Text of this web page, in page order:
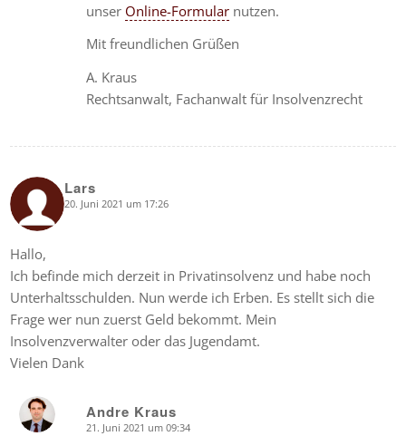
unser Online-Formular nutzen.
Mit freundlichen Grüßen
A. Kraus
Rechtsanwalt, Fachanwalt für Insolvenzrecht
Lars
says: 20. Juni 2021 um 17:26
Hallo,
Ich befinde mich derzeit in Privatinsolvenz und habe noch
Unterhaltsschulden. Nun werde ich Erben. Es stellt sich die
Frage wer nun zuerst Geld bekommt. Mein
Insolvenzverwalter oder das Jugendamt.
Vielen Dank
Andre Kraus
21. Juni 2021 um 09:34